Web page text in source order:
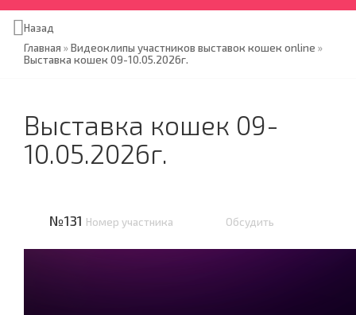
Назад
Главная »Видеоклипы участников выставок кошек online »
Выставка кошек 09-10.05.2026г.
Выставка кошек 09-
10.05.2026г.
№131 Номер участника Обсудить